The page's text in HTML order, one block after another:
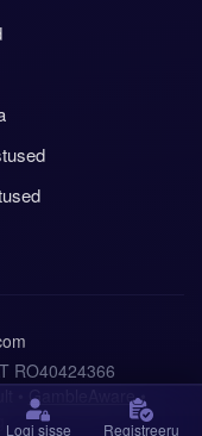
Logi sisse Registreeru
• GambleAware•
RO40424366